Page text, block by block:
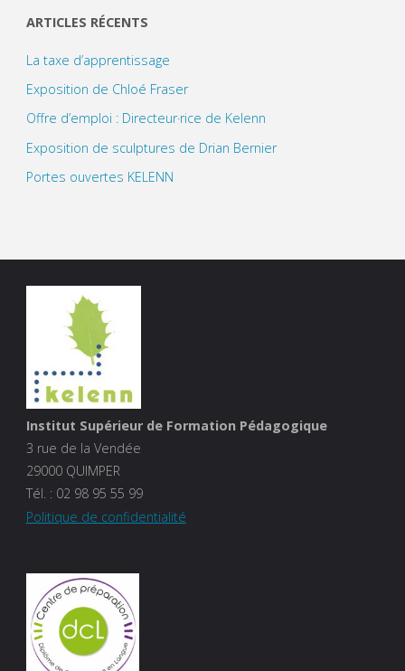
ARTICLES RÉCENTS
La taxe d’apprentissage
Exposition de Chloé Fraser
Offre d’emploi : Directeur·rice de Kelenn
Exposition de sculptures de Drian Bernier
Portes ouvertes KELENN
Institut Supérieur de Formation Pédagogique
3 rue de la Vendée
29000 QUIMPER
Tél. : 02 98 95 55 99
Politique de confidentialité